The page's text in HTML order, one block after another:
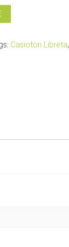
Casioton Libreta,